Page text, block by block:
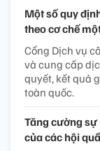
Một số quy
theo cơ chế
Cổng Dịch vụ
và cung cấp
quyết, kết quả
toàn quốc.
Tăng cường
của các hội